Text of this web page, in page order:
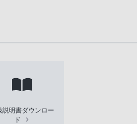
説明書ダウンロー
ド